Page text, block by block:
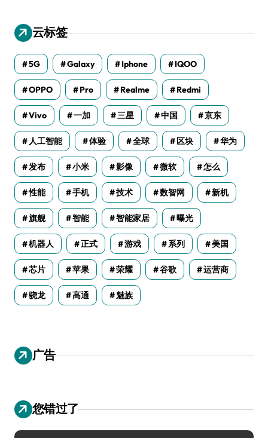
云标签
5G Galaxy Iphone IQOO
OPPO Pro Realme Redmi
Vivo 一加 三星 中国 京东
人工智能 体验 全球 区块 华为
发布 小米 影像 微软 怎么
性能 手机 技术 数智网 新机
旗舰 智能 智能家居 曝光
机器人 正式 游戏 系列 美国
芯片 苹果 荣耀 谷歌 运营商
骁龙 高通 魅族
广告
您错过了